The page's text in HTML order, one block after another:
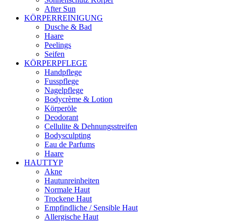
After Sun
KÖRPERREINIGUNG
Dusche & Bad
Haare
Peelings
Seifen
KÖRPERPFLEGE
Handpflege
Fusspflege
Nagelpflege
Bodycrème & Lotion
Körperöle
Deodorant
Cellulite & Dehnungsstreifen
Bodysculpting
Eau de Parfums
Haare
HAUTTYP
Akne
Hautunreinheiten
Normale Haut
Trockene Haut
Empfindliche / Sensible Haut
Allergische Haut